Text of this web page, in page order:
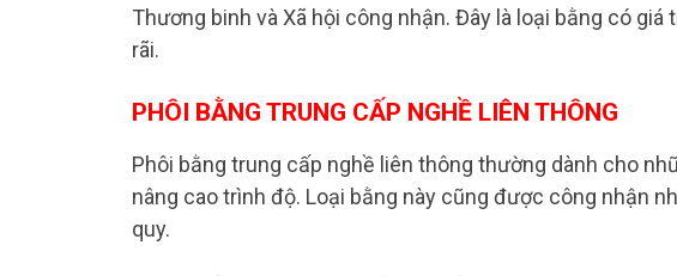
Thương binh và Xã hội công nhận. Đây là loại bằng có
rãi.
PHÔI BẰNG TRUNG CẤP NGHỀ LIÊN THÔNG
Phôi bằng trung cấp nghề liên thông thường dành cho
nâng cao trình độ. Loại bằng này cũng được công nhận
quy.